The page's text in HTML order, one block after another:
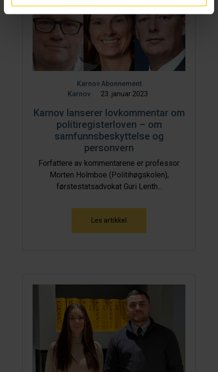
Karnov Abonnement
Karnov
23. januar 2023
Karnov lanserer lovkommentar om
politiregisterloven – om
samfunnsbeskyttelse og
personvern
Forfattere av kommentarene er professor
Morten Holmboe (Politihøgskolen),
førstestatsadvokat Guri Lenth...
Les artikkel